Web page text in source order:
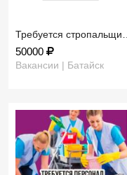
Требуется стропальщи…
50000
Вакансии | Батайск